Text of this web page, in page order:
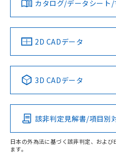
ソフトウェアの使用条件
対応済み
中国 RoHS 注意事項・凡例
Pb Hg
O
LR型式承認
（イギリス
船舶規格）
DNV型式承認
（ノルウェー
Yes No
この製品
その他の認証はこち
カタログ/データシート
2D CADデータ
3D CADデータ
該非判定見解書/項目別
日本の外為法に基づく該非判定、およ
ます。